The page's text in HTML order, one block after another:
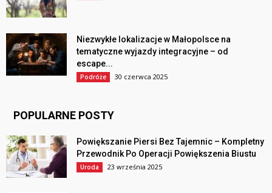
Niezwykłe lokalizacje w Małopolsce na
tematyczne wyjazdy integracyjne – od
escape...
Podróże 30 czerwca 2025
POPULARNE POSTY
Powiększanie Piersi Bez Tajemnic – Kompletny
Przewodnik Po Operacji Powiększenia Biustu
Uroda 23 września 2025